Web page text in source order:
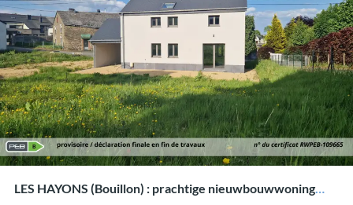
LES HAYONS (Bouillon) : prachtige nieuwbouwwoning